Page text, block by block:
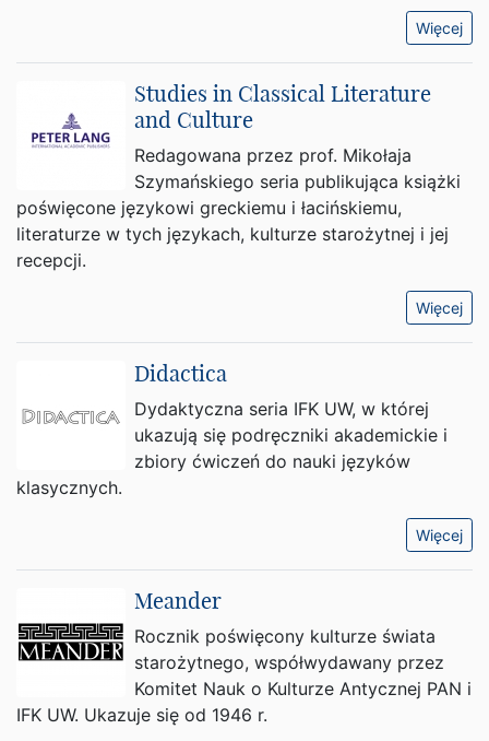
Więcej
Studies in Classical Literature
and Culture
Redagowana przez prof. Mikołaja
Szymańskiego seria publikująca książki
poświęcone językowi greckiemu i łacińskiemu,
literaturze w tych językach, kulturze starożytnej i jej
recepcji.
Więcej
Didactica
Dydaktyczna seria IFK UW, w której
ukazują się podręczniki akademickie i
zbiory ćwiczeń do nauki języków
klasycznych.
Więcej
Meander
Rocznik poświęcony kulturze świata
starożytnego, współwydawany przez
Komitet Nauk o Kulturze Antycznej PAN i
IFK UW. Ukazuje się od 1946 r.